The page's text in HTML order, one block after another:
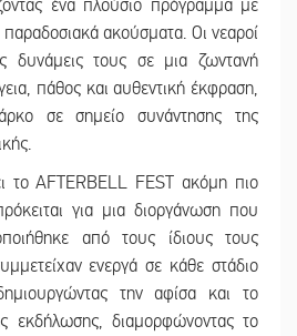
ένα πλούσιο πρόγραμμα με
ακούσματα. Οι νεαροί
δυνάμεις τους σε μια ζωντανή
πάθος και αυθεντική έκφραση,
σε σημείο συνάντησης της
το AFTERBELL FEST ακόμη πιο
για μια διοργάνωση που
από τους ίδιους τους
ενεργά σε κάθε στάδιο
την αφίσα και το
εκδήλωσης, διαμορφώνοντας το